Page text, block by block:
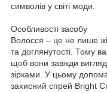
символів у світі моди.
Особливості засобу
Волосся – це не лише
та доглянутості. Тому
щоб вони завжди
зірками. У цьому
захисний спрей Bright